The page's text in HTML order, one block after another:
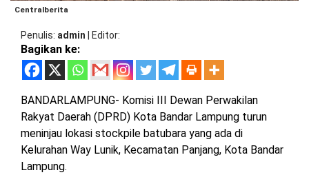
LAMPUNG
LAMPUNG
BARAT
LAMPUNG
TIMUR
LAMPUNG
UTARA
PRINGSEWU
DPRD
DPRD
LAMTENG
DPRD
Centralberita
Penulis admin | Editor
Bagikan ke:
BANDARLAMPUNG- Komisi III Dewan Perwakilan
Rakyat Daerah (DPRD) Kota Bandar Lampung turun
meninjau lokasi stockpile batubara yang ada di
Kelurahan Way Lunik, Kecamatan Panjang, Kota Bandar
Lampung.